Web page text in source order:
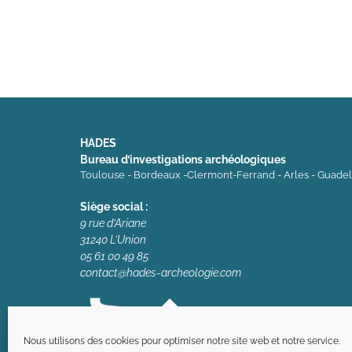
Nous utilisons des cookies pour optimiser notre site web et notre service.
HADES
Bureau d’investigations archéologiques
Toulouse - Bordeaux -Clermont-Ferrand - Arles -
Siège social :
9 rue d’Ariane
31240 L’Union
05 61 00 49 85
contact@hades-archeologie.com